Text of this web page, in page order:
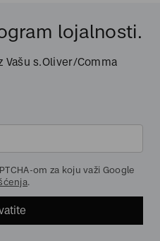
lojalnosti.
s.Oliver/Comma
om za koju važi Google
.